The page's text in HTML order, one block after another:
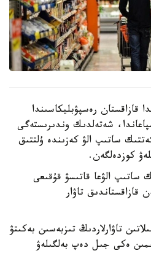
قازاقستان رەسپۋبليكاسىندا
شەتەلدىك وندىرىستەگى
ساتىپ الۋ كەزىندە ۇلتتىق
كوزدەلگەن.
ساتىپ الۋعا قاتىسۋ قۇقىعى
قازاقستاندىق تاۋار
تاۋارلاردىڭ تىزبەسىن بەكىتۋ
ەكى جىل دەپ بەلگىلەۋ